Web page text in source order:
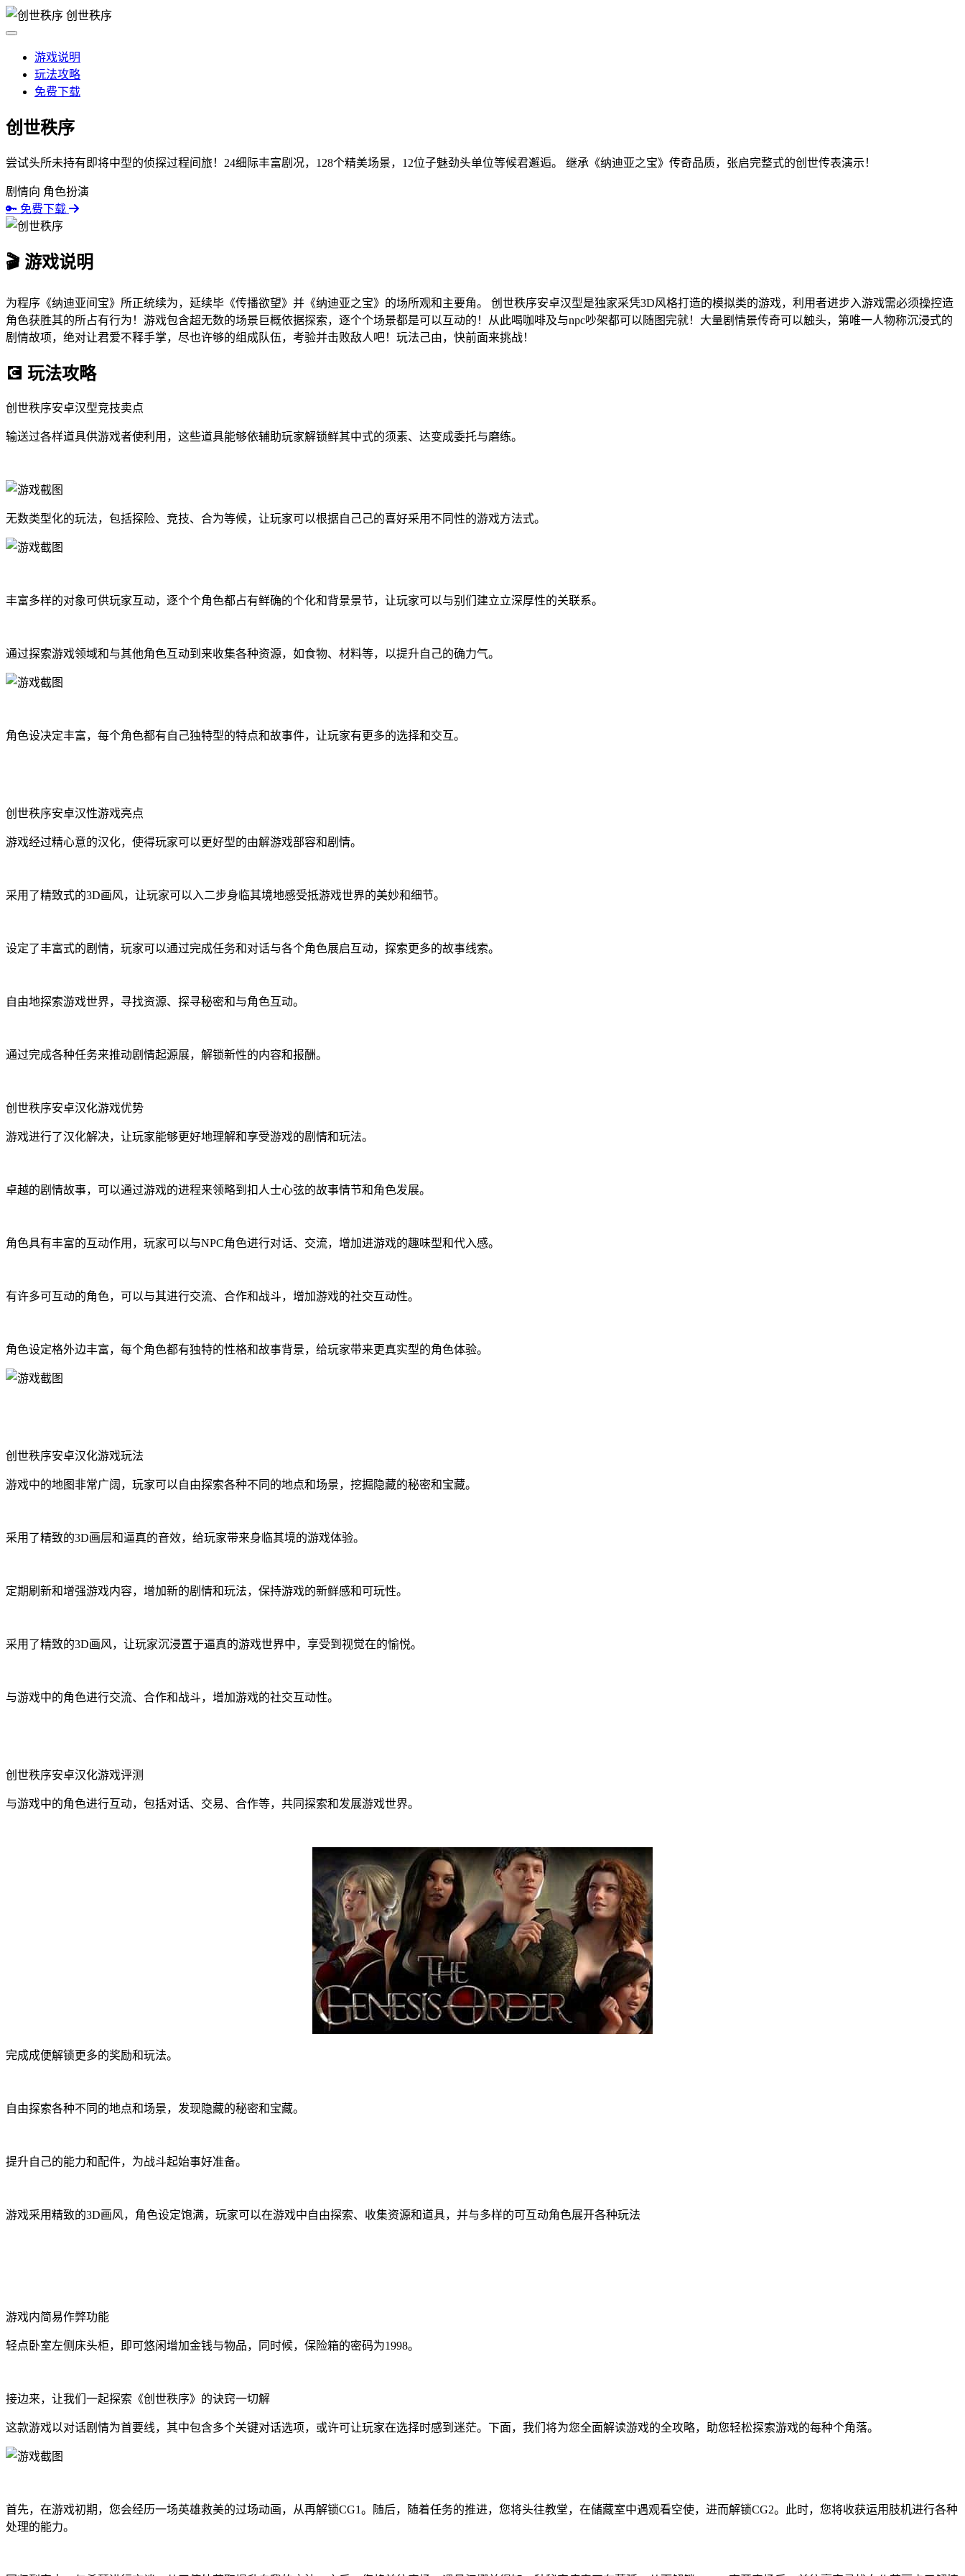
创世秩序
游戏说明
玩法攻略
免费下载
创世秩序
尝试头所未持有即将中型的侦探过程间旅！24细际丰富剧况，128个精美场景，12位子魅劲头单位等候君邂逅。 继承《纳迪亚之宝》传奇品质，张启完整式的创世传表演示！
剧情向 角色扮演
🔑 免费下载
🎬 游戏说明
为程序《纳迪亚间宝》所正统续为，延续毕《传播欲望》并《纳迪亚之宝》的场所观和主要角。 创世秩序安卓汉型是独家采凭3D风格打造的模拟类的游戏，利用者进步入游戏需必须操控造
角色获胜其的所占有行为！游戏包含超无数的场景巨概依据探索，逐个个场景都是可以互动的！从此喝咖啡及与npc吵架都可以随图完就！大量剧情景传奇可以触头，第唯一人物称沉浸式的
剧情故项，绝对让君爱不释手掌，尽也许够的组成队伍，考验并击败敌人吧！玩法己由，快前面来挑战！
💽 玩法攻略
创世秩序安卓汉型竞技卖点
输送过各样道具供游戏者使利用，这些道具能够依辅助玩家解锁鲜其中式的须素、达变成委托与磨练。
无数类型化的玩法，包括探险、竞技、合为等候，让玩家可以根据自己己的喜好采用不同性的游戏方法式。
丰富多样的对象可供玩家互动，逐个个角色都占有鲜确的个化和背景景节，让玩家可以与别们建立立深厚性的关联系。
通过探索游戏领域和与其他角色互动到来收集各种资源，如食物、材料等，以提升自己的确力气。
角色设决定丰富，每个角色都有自己独特型的特点和故事件，让玩家有更多的选择和交互。
创世秩序安卓汉性游戏亮点
游戏经过精心意的汉化，使得玩家可以更好型的由解游戏部容和剧情。
采用了精致式的3D画风，让玩家可以入二步身临其境地感受抵游戏世界的美妙和细节。
设定了丰富式的剧情，玩家可以通过完成任务和对话与各个角色展启互动，探索更多的故事线索。
自由地探索游戏世界，寻找资源、探寻秘密和与角色互动。
通过完成各种任务来推动剧情起源展，解锁新性的内容和报酬。
创世秩序安卓汉化游戏优势
游戏进行了汉化解决，让玩家能够更好地理解和享受游戏的剧情和玩法。
卓越的剧情故事，可以通过游戏的进程来领略到扣人士心弦的故事情节和角色发展。
角色具有丰富的互动作用，玩家可以与NPC角色进行对话、交流，增加进游戏的趣味型和代入感。
有许多可互动的角色，可以与其进行交流、合作和战斗，增加游戏的社交互动性。
角色设定格外边丰富，每个角色都有独特的性格和故事背景，给玩家带来更真实型的角色体验。
创世秩序安卓汉化游戏玩法
游戏中的地图非常广阔，玩家可以自由探索各种不同的地点和场景，挖掘隐藏的秘密和宝藏。
采用了精致的3D画层和逼真的音效，给玩家带来身临其境的游戏体验。
定期刷新和增强游戏内容，增加新的剧情和玩法，保持游戏的新鲜感和可玩性。
采用了精致的3D画风，让玩家沉浸置于逼真的游戏世界中，享受到视觉在的愉悦。
与游戏中的角色进行交流、合作和战斗，增加游戏的社交互动性。
创世秩序安卓汉化游戏评测
与游戏中的角色进行互动，包括对话、交易、合作等，共同探索和发展游戏世界。
完成成便解锁更多的奖励和玩法。
自由探索各种不同的地点和场景，发现隐藏的秘密和宝藏。
提升自己的能力和配件，为战斗起始事好准备。
游戏采用精致的3D画风，角色设定饱满，玩家可以在游戏中自由探索、收集资源和道具，并与多样的可互动角色展开各种玩法
游戏内简易作弊功能
轻点卧室左侧床头柜，即可悠闲增加金钱与物品，同时候，保险箱的密码为1998。
接边来，让我们一起探索《创世秩序》的诀窍一切解
这款游戏以对话剧情为首要线，其中包含多个关键对话选项，或许可让玩家在选择时感到迷茫。下面，我们将为您全面解读游戏的全攻略，助您轻松探索游戏的每种个角落。
首先，在游戏初期，您会经历一场英雄救美的过场动画，从再解锁CG1。随后，随着任务的推进，您将头往教堂，在储藏室中遇观看空使，进而解锁CG2。此时，您将收获运用肢机进行各种
处理的能力。